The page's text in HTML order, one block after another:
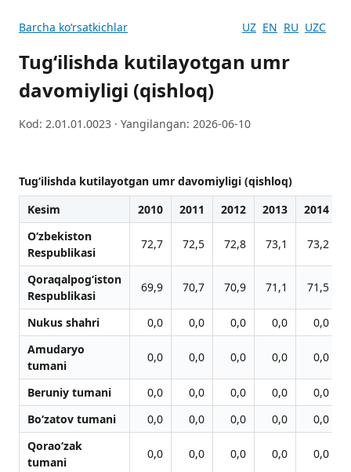
Barcha koʻrsatkichlar UZ EN RU UZC
Tug‘ilishda kutilayotgan umr
davomiyligi (qishloq)
Kod: 2.01.01.0023 · Yangilangan: 2026-06-10
Tug‘ilishda kutilayotgan umr davomiyligi (qishloq)
Kesim
2010 2011 2012 2013 2014
O‘zbekiston
Respublikasi
72,7 72,5 72,8 73,1 73,2
Qoraqalpog‘iston
Respublikasi
69,9 70,7 70,9 71,1 71,5
Nukus shahri 0,0 0,0 0,0 0,0
0,0
Amudaryo
tumani
0,0 0,0 0,0 0,0 0,0
Beruniy tumani 0,0 0,0 0,0 0,0
0,0
Bo‘zatov tumani
0,0 0,0 0,0 0,0
0,0
Qorao‘zak
tumani
0,0 0,0 0,0 0,0 0,0